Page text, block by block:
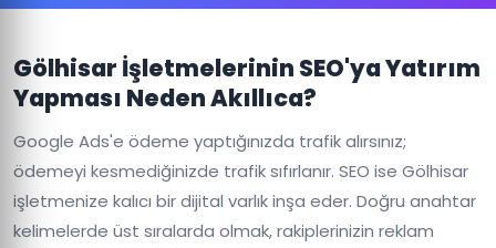
Gölhisar İşletmelerinin SEO'ya Yatırım
Yapması Neden Akıllıca?
Google Ads'e ödeme yaptığınızda trafik alırsınız;
ödemeyi kesmediğinizde trafik sıfırlanır. SEO ise Gölhisar
işletmenize kalıcı bir dijital varlık inşa eder. Doğru anahtar
kelimelerde üst sıralarda olmak, rakiplerinizin reklam